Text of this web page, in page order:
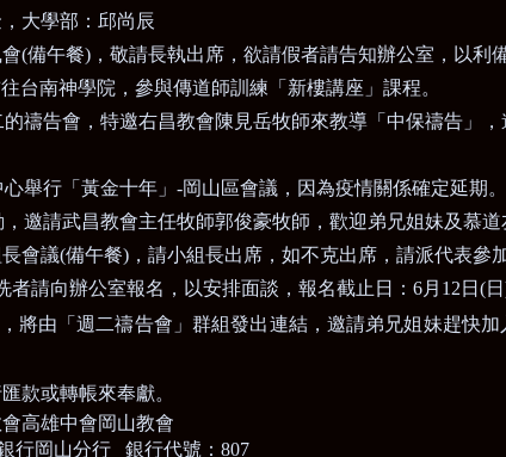
大學部：邱尚辰
(備午餐)，敬請長執出席，欲請假者請告知辦公室，以利備
台南神學院，參與傳道師訓練「新樓講座」課程。
禱告會，特邀右昌教會陳見岳牧師來教導「中保禱告」
舉行「黃金十年」 -岡山區會議，因為疫情關係確定延期。
邀請武昌教會主任牧師郭俊豪牧師，歡迎弟兄姐妹及慕道
會議(備午餐)，請小組長出席，如不克出席，請派代表參加
者請向辦公室報名，以安排面談，報名截止日： 6月 12 日 (日
將由「週二禱告會」群組發出連結，邀請弟兄姐妹趕快加
款或轉帳來奉獻。
高雄中會岡山教會
行岡山分行 銀行代號： 807